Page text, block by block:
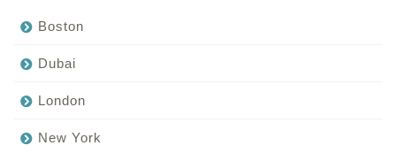
Boston
Dubai
London
New York